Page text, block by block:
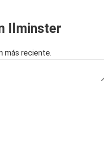
Ilminster
más reciente.